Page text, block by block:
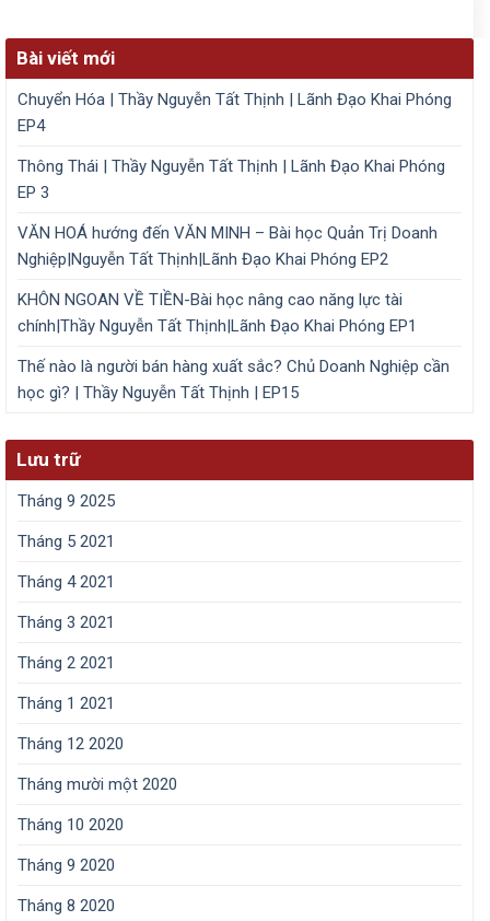
Bài viết mới
Chuyển Hóa | Thầy Nguyễn Tất Thịnh | Lãnh Đạo Khai Phóng
EP4
Thông Thái | Thầy Nguyễn Tất Thịnh | Lãnh Đạo Khai Phóng
EP 3
VĂN HOÁ hướng đến VĂN MINH – Bài học Quản Trị Doanh
Nghiệp|Nguyễn Tất Thịnh|Lãnh Đạo Khai Phóng EP2
KHÔN NGOAN VỀ TIỀN-Bài học nâng cao năng lực tài
chính|Thầy Nguyễn Tất Thịnh|Lãnh Đạo Khai Phóng EP1
Thế nào là người bán hàng xuất sắc? Chủ Doanh Nghiệp cần
học gì? | Thầy Nguyễn Tất Thịnh | EP15
Lưu trữ
Tháng 9 2025
Tháng 5 2021
Tháng 4 2021
Tháng 3 2021
Tháng 2 2021
Tháng 1 2021
Tháng 12 2020
Tháng mười một 2020
Tháng 10 2020
Tháng 9 2020
Tháng 8 2020